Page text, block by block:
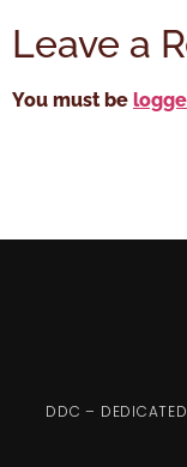
Leave a
You must be
DDC –